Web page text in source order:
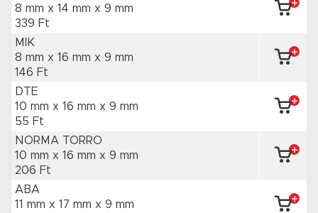
8 mm x 14 mm x 9 mm
339 Ft
MIK
8 mm x 16 mm x 9 mm
146 Ft
DTE
10 mm x 16 mm x 9 mm
55 Ft
NORMA TORRO
10 mm x 16 mm x 9 mm
206 Ft
ABA
11 mm x 17 mm x 9 mm